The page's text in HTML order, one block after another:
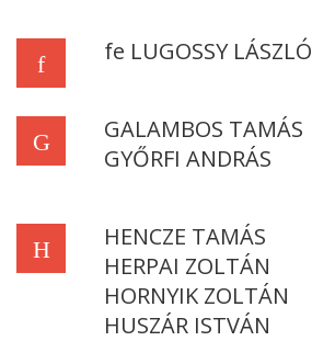
f fe LUGOSSY LÁSZLÓ
G
GALAMBOS TAMÁS
GYŐRFI ANDRÁS
H
HENCZE TAMÁS
HERPAI ZOLTÁN
HORNYIK ZOLTÁN
HUSZÁR ISTVÁN